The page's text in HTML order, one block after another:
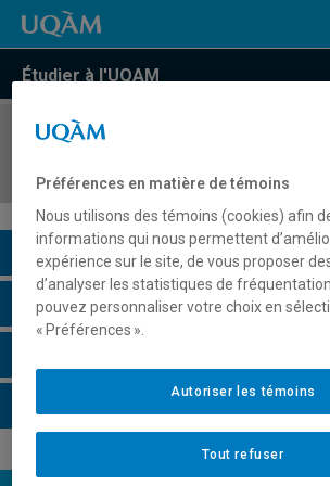
Étudier à l'UQAM
COURS//
Description du cours
Horaire - Été 2026
Préférences en matière de témoins
Nous utilisons des témoins (cookies) afin
informations qui nous permettent
expérience sur le site, de vous proposer
d’analyser les statistiques de
pouvez personnaliser votre choix en
« Préférences ».
Tout refuser
Autoriser les témoins